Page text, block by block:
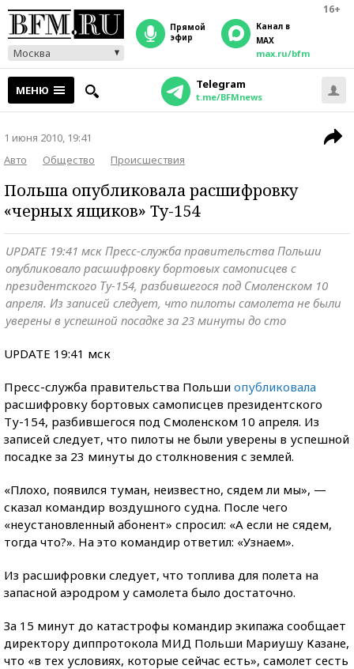
16+
Москва
прямой
эфир
Канал в
MAX
max.ru/bfm
МЕНЮ Telegram
t.me/BFMnews
1 июня 2010, 19:41
Авто
Общество Происшествия
Польша опубликовала расшифровку
«черных ящиков» Ту-154
UPDATE 19:41 мск Пресс-служба правительства Польши
опубликовало расшифровку бортовых самописцев с
президентского Ту-154, разбившегося под Смоленском 10
апреля. Из записей следует, что пилоты самолета не были
уверены в успешной посадке за 23 минуты до сто
UPDATE 19:41 мск
Пресс-служба правительства Польши опубликовала
расшифровку бортовых самописцев президентского
Ту-154, разбившегося под Смоленском 10 апреля. Из
записей следует, что пилоты не были уверены в успешной
посадке за 23 минуты до столкновения с землей.
«Плохо, появился туман, неизвестно, сядем ли мы», —
сказал командир воздушного судна. После чего
«неустановленный абонент» спросил: «А если не сядем,
тогда что?». На это командир ответил: «Узнаем».
Из расшифровки следует, что топлива для полета на
запасной аэродром у самолета было достаточно.
За 15 минут до катастрофы командир экипажа сообщает
директору диппротокола МИД Польши Мариушу Казане,
что «в тех условиях, которые сейчас есть», самолет сесть